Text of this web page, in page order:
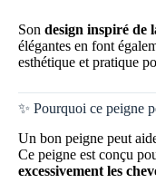
Son design inspiré de
élégantes en font
esthétique et pratique
✨ Pourquoi ce peigne
Un bon peigne peut
Ce peigne est conçu
excessivement les